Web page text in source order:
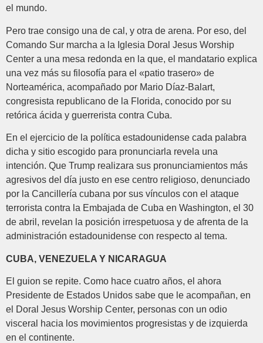
el mundo.
Pero trae consigo una de cal, y otra de arena. Por eso, del
Comando Sur marcha a la Iglesia Doral Jesus Worship
Center a una mesa redonda en la que, el mandatario explica
una vez más su filosofía para el «patio trasero» de
Norteamérica, acompañado por Mario Díaz-Balart,
congresista republicano de la Florida, conocido por su
retórica ácida y guerrerista contra Cuba.
En el ejercicio de la política estadounidense cada palabra
dicha y sitio escogido para pronunciarla revela una
intención. Que Trump realizara sus pronunciamientos más
agresivos del día justo en ese centro religioso, denunciado
por la Cancillería cubana por sus vínculos con el ataque
terrorista contra la Embajada de Cuba en Washington, el 30
de abril, revelan la posición irrespetuosa y de afrenta de la
administración estadounidense con respecto al tema.
CUBA, VENEZUELA Y NICARAGUA
El guion se repite. Como hace cuatro años, el ahora
Presidente de Estados Unidos sabe que le acompañan, en
el Doral Jesus Worship Center, personas con un odio
visceral hacia los movimientos progresistas y de izquierda
en el continente.